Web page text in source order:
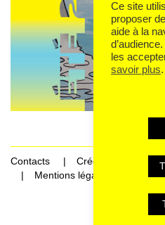
Contacts
Crédits
Mentions légales et
Ce site
proposer
aide à la
les
savoir plus.